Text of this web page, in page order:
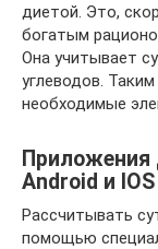
диетой. Это,
богатым
Она учитывает
углеводов.
необходимые
Приложения
Android и IOS
Рассчитывать
помощью